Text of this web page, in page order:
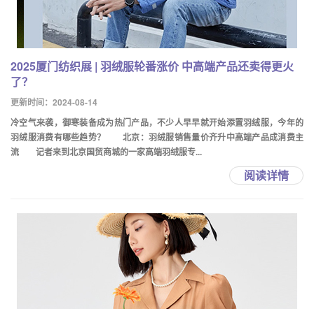
2025厦门纺织展 | 羽绒服轮番涨价 中高端产品还卖得更火
了？
更新时间：2024-08-14
冷空气来袭，御寒装备成为热门产品，不少人早早就开始添置羽绒服，今年的
羽绒服消费有哪些趋势？ 北京：羽绒服销售量价齐升中高端产品成消费主
流 记者来到北京国贸商城的一家高端羽绒服专...
阅读详情